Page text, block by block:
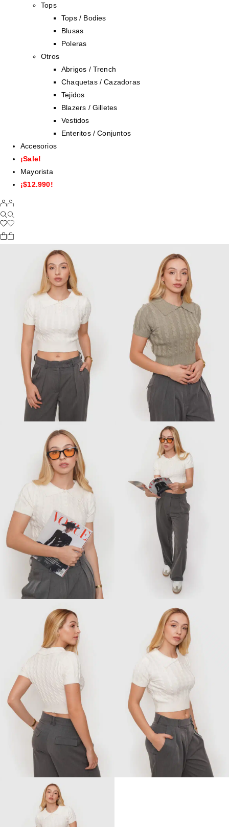
Tops
Tops / Bodies
Blusas
Poleras
Otros
Abrigos / Trench
Chaquetas / Cazadoras
Tejidos
Blazers / Gilletes
Vestidos
Enteritos / Conjuntos
Accesorios
¡Sale!
Mayorista
¡$12.990!